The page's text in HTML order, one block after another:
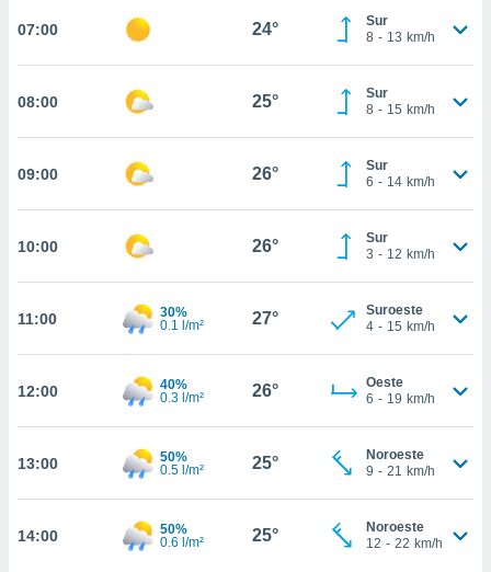
permite
seguir
coste.
a la
todas
nuestros
nos
análisis
perfil
y
en
CONFIGURACIÓN
07:00 24°
Sur
8 - 13 km/h
08:00 25°
Sur
8 - 15 km/h
09:00 26°
Sur
6 - 14 km/h
10:00 26°
Sur
3 - 12 km/h
11:00
30%
0.1 l/m²
27°
Suroeste
4 - 15 km/h
12:00
40%
0.3 l/m²
26°
Oeste
6 - 19 km/h
13:00
50%
0.5 l/m²
25°
Noroeste
9 - 21 km/h
14:00
50%
0.6 l/m²
25°
Noroeste
12 - 22 km/h